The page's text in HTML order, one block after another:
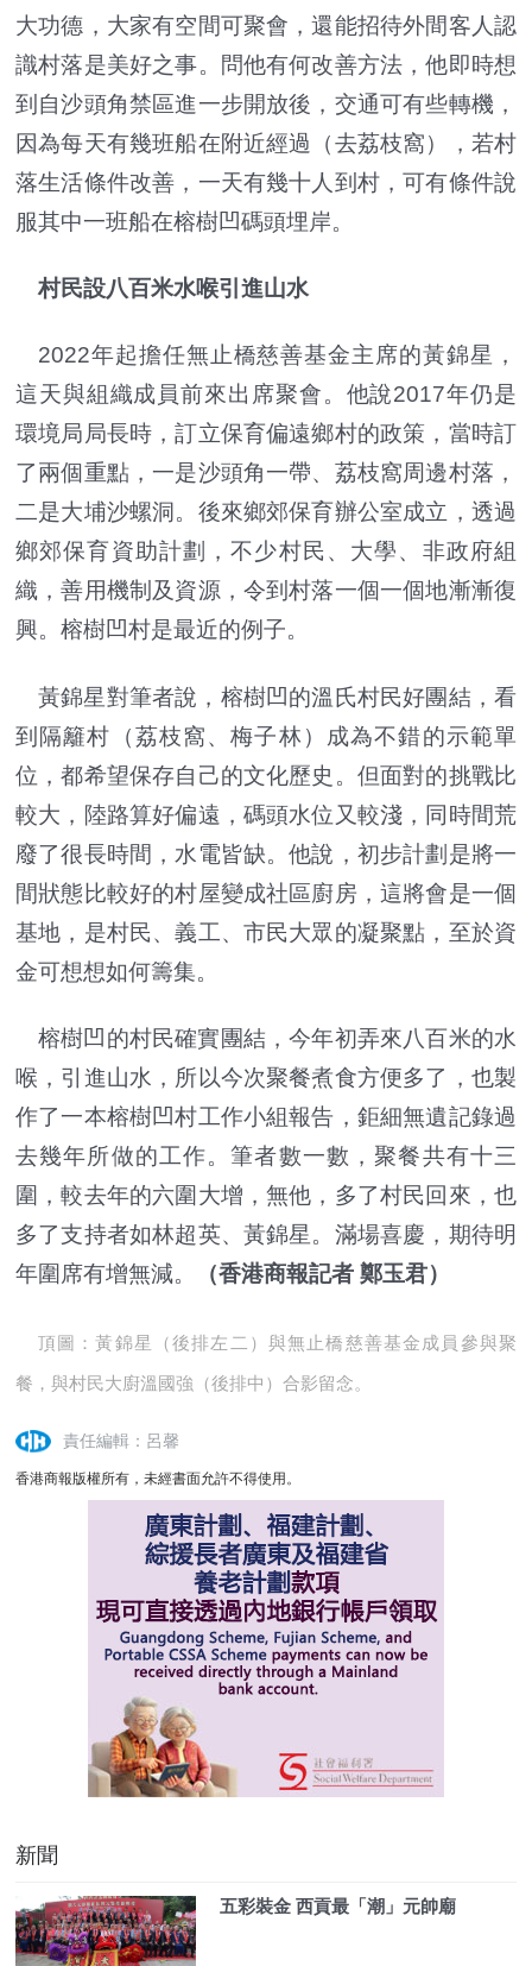
大功德，大家有空間可聚會，還能招待外間客人認
識村落是美好之事。問他有何改善方法，他即時想
到自沙頭角禁區進一步開放後，交通可有些轉機，
因為每天有幾班船在附近經過（去荔枝窩），若村
落生活條件改善，一天有幾十人到村，可有條件說
服其中一班船在榕樹凹碼頭埋岸。
村民設八百米水喉引進山水
2022年起擔任無止橋慈善基金主席的黃錦星，
這天與組織成員前來出席聚會。他說2017年仍是
環境局局長時，訂立保育偏遠鄉村的政策，當時訂
了兩個重點，一是沙頭角一帶、荔枝窩周邊村落，
二是大埔沙螺洞。後來鄉郊保育辦公室成立，透過
鄉郊保育資助計劃，不少村民、大學、非政府組
織，善用機制及資源，令到村落一個一個地漸漸復
興。榕樹凹村是最近的例子。
黃錦星對筆者說，榕樹凹的溫氏村民好團結，看
到隔籬村（荔枝窩、梅子林）成為不錯的示範單
位，都希望保存自己的文化歷史。但面對的挑戰比
較大，陸路算好偏遠，碼頭水位又較淺，同時間荒
廢了很長時間，水電皆缺。他說，初步計劃是將一
間狀態比較好的村屋變成社區廚房，這將會是一個
基地，是村民、義工、市民大眾的凝聚點，至於資
金可想想如何籌集。
榕樹凹的村民確實團結，今年初弄來八百米的水
喉，引進山水，所以今次聚餐煮食方便多了，也製
作了一本榕樹凹村工作小組報告，鉅細無遺記錄過
去幾年所做的工作。筆者數一數，聚餐共有十三
圍，較去年的六圍大增，無他，多了村民回來，也
多了支持者如林超英、黃錦星。滿場喜慶，期待明
年圍席有增無減。
（香港商報記者 鄭玉君）
頂圖：黃錦星（後排左二）與無止橋慈善基金成員參與聚
餐，與村民大廚溫國強（後排中）合影留念。
責任編輯：呂馨
香港商報版權所有，未經書面允許不得使用。
新聞
五彩裝金 西貢最「潮」元帥廟